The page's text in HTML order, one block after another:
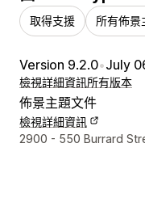
取得支援 所有佈景
Version 9.2.0•July
檢視詳細資訊所有版本
佈景主題文件
檢視詳細資訊
設計者聯絡詳細資訊
2900 - 550 Burrard